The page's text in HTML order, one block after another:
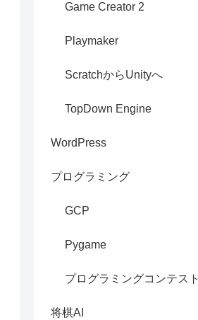
Game Creator 2
Playmaker
ScratchからUnityへ
TopDown Engine
WordPress
プログラミング
GCP
Pygame
プログラミングコンテスト
将棋AI